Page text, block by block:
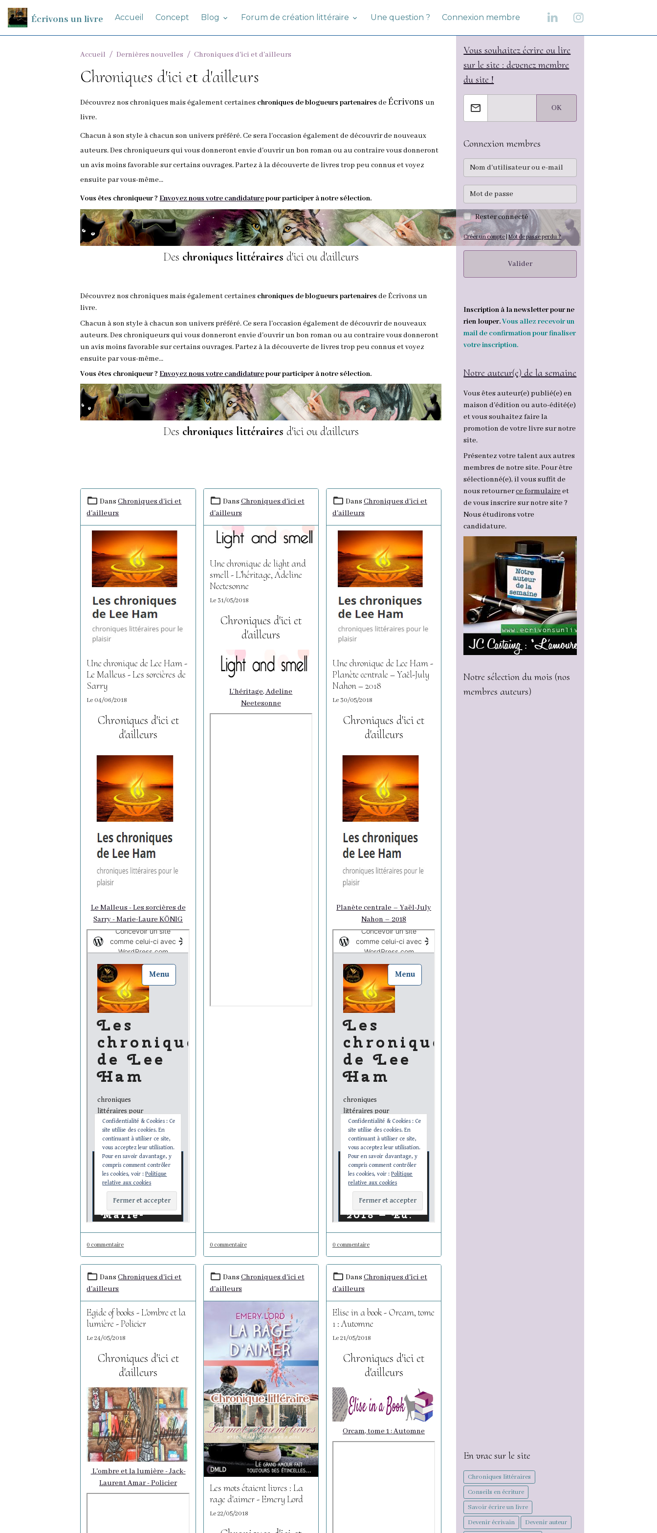
Écrivons un livre Accueil Concept Blog Forum de création littéraire Une question ? Connexion membre
Accueil Dernières nouvelles Chroniques d'ici et d'ailleurs
Chroniques d'ici et d'ailleurs
Découvrez nos chroniques mais également certaines chroniques de blogueurs partenaires deÉcrivonsun
livre.
Chacun à son style à chacun son univers préféré. Ce sera l'occasion également de découvrir de nouveaux
auteurs. Des chroniqueurs qui vous donneront envie d'ouvrir un bon roman ou au contraire vous donneront
un avis moins favorable sur certains ouvrages. Partez à la découverte de livres trop peu connus et voyez
ensuite par vous-même...
Vous êtes chroniqueur ?Envoyez nous votre candidaturepour participer à notre sélection.
Des chroniques littéraires d'ici ou d'ailleurs
Découvrez nos chroniques mais également certaines chroniques de blogueurs partenaires deÉcrivonsun
livre.
Chacun à son style à chacun son univers préféré. Ce sera l'occasion également de découvrir de nouveaux
auteurs. Des chroniqueurs qui vous donneront envie d'ouvrir un bon roman ou au contraire vous donneront
un avis moins favorable sur certains ouvrages. Partez à la découverte de livres trop peu connus et voyez
ensuite par vous-même...
Vous êtes chroniqueur ?Envoyez nous votre candidaturepour participer à notre sélection.
Des chroniques littéraires d'ici ou d'ailleurs
DansChroniques d'ici et
d'ailleurs
Une chronique de Lee Ham -
Le Malleus - Les sorcières de
Sarry
Le 04/06/2018
Chroniques d'ici et
d'ailleurs
Le Malleus - Les sorcières de
Sarry - Marie-Laure KÖNIG
0 commentaire
Dans Chroniques d'ici et
d'ailleurs
Une chronique de light and
smell - L’héritage, Adeline
Neetesonne
Le 31/05/2018
Chroniques d'ici et
d'ailleurs
L’héritage, Adeline
Neetesonne
0 commentaire
Dans Chroniques d'ici et
d'ailleurs
Une chronique de Lee Ham -
Planète centrale – Yaël-July
Nahon – 2018
Le 30/05/2018
Chroniques d'ici et
d'ailleurs
Planète centrale – Yaël-July
Nahon – 2018
0 commentaire
DansChroniques d'ici et
d'ailleurs
Egide of books - L'ombre et la
lumière - Policier
Le 24/05/2018
Chroniques d'ici et
d'ailleurs
L'ombre et la lumière - Jack-
Laurent Amar​ - Policier
Dans Chroniques d'ici et
d'ailleurs
Les mots étaient livres : La
rage d'aimer - Emery Lord
Le 22/05/2018
Dans Chroniques d'ici et
d'ailleurs
Elise in a book - Orcam, tome
1 : Automne
Le 21/05/2018
Chroniques d'ici et
d'ailleurs
Orcam, tome 1 : Automne
Vous souhaitez écrire ou lire
sur le site : devenez membre
du site !
OK
Connexion membres
Rester connecté
Créer un compte|Mot de passe perdu ?
Valider
Inscription à la newsletter pour ne
rien louper.Vous allez recevoir un
mail de confirmation pour finaliser
votre inscription.
Notre auteur(e) de la semaine
Vous êtes auteur(e) publié(e) en
maison d'édition ou auto-édité(e)
et vous souhaitez faire la
promotion de votre livre sur notre
site.
Présentez votre talent aux autres
membres de notre site. Pour être
sélectionné(e), il vous suffit de
nous retournerce formulaire et
de vous inscrire sur notre site ?
Nous étudirons votre
candidature.
Notre sélection du mois (nos
membres auteurs)
En vrac sur le site
Chroniques littéraires
Conseils en écriture
Savoir écrire un livre
Devenir écrivain
Devenir auteur